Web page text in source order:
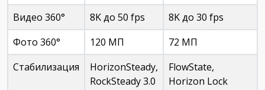
Видео 360°
8K до 50 fps
8K до 30 fps
Фото 360°
120 МП
72 МП
Стабилизация
HorizonSteady,
RockSteady 3.0
FlowState,
Horizon Lock